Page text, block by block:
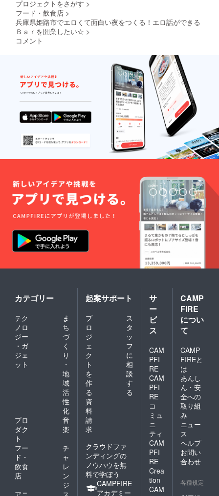
プロジェクトをさがす >
フード・飲食店 >
兵庫県姫路市でエロくて面白い夜をつくる！エロ話ができる
Ｂａｒを開業したい☆ >
コメント
カテゴリー
テク
ノロ
ジー
・ガ
ジェ
ット
ま
ち
づ
く
り
・
地
域
活
性
化
プロ
ダク
ト
音
楽
フー
ド・
飲食
店
チ
ャ
レ
ン
ジ
起案サポート
プ
ロ
ジ
ェ
ク
ト
を
作
る
ス
タ
ッ
フ
に
相
談
す
る
資
料
請
求
クラウドファ
ンディングの
ノウハウを無
料で学ぼう
CAMPFIRE
アカデミー
サ
ー
ビ
ス
CAM
PFI
RE
CAM
PFI
RE
コ
ミュ
ニ
ティ
CAM
PFI
RE
Crea
tion
CAM
CAMP
FIRE
につい
て
CAMP
FIREと
は
あんし
ん・安
全への
取り組
み
ニュー
ス
ヘルプ
お問い
合わせ
各種規定